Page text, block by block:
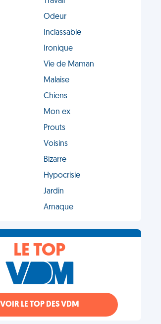
Odeur
Inclassable
Ironique
Vie de Maman
Malaise
Chiens
Mon ex
Prouts
Voisins
Bizarre
Hypocrisie
Jardin
Arnaque
LE TOP
VOIR LE TOP DES VDM